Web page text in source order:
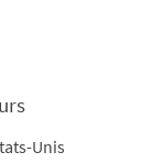
Unis